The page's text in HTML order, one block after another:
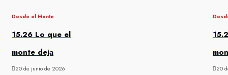
Desde el Monte
15.26 Lo que el
monte deja
20 de junio de 2026 20